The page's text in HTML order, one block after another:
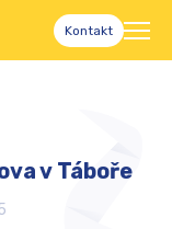
Kontakt
v Táboře